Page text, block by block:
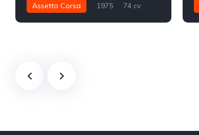
Assetto Corsa 1975
74 cv